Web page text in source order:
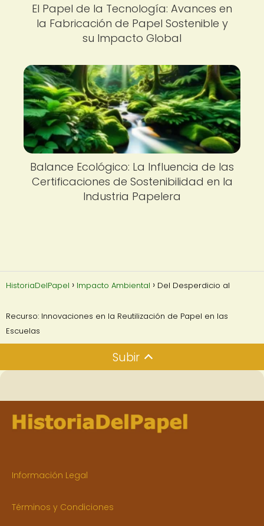
El Papel de la Tecnología: Avances en
la Fabricación de Papel Sostenible y
su Impacto Global
Balance Ecológico: La Influencia de las
Certificaciones de Sostenibilidad en la
Industria Papelera
HistoriaDelPapel Impacto Ambiental Del Desperdicio al
Recurso: Innovaciones en la Reutilización de Papel en las
Escuelas
Subir
Información Legal
Términos y Condiciones